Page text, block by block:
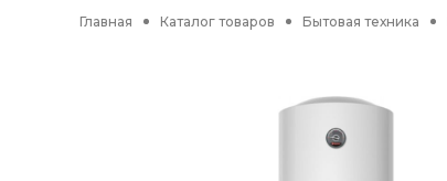
Главная Каталог товаров Бытовая техника